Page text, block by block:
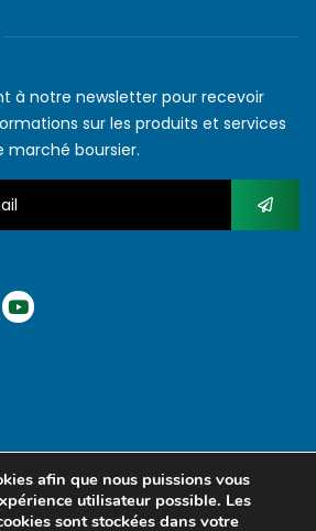
à notre newsletter pour recevoir
sur les produits et services
marché boursier.
MEDIA SENEGAL
afin que nous puissions vous
utilisateur possible. Les
sont stockées dans votre